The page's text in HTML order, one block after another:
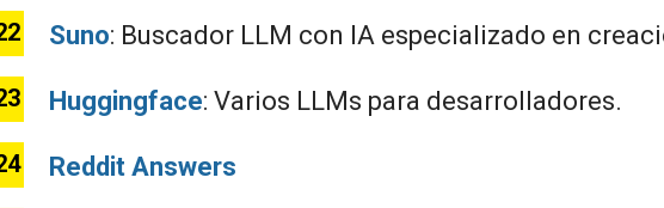
Suno: Buscador LLM con IA especializado en
Huggingface: Varios LLMs para desarrolladores.
Reddit Answers